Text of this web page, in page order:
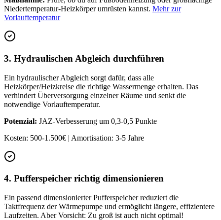
Niedertemperatur-Heizkörper umrüsten kannst. Mehr zur
Vorlauftemperatur
3. Hydraulischen Abgleich durchführen
Ein hydraulischer Abgleich sorgt dafür, dass alle
Heizkörper/Heizkreise die richtige Wassermenge erhalten. Das
verhindert Überversorgung einzelner Räume und senkt die
notwendige Vorlauftemperatur.
Potenzial: JAZ-Verbesserung um 0,3-0,5 Punkte
Kosten: 500-1.500€ | Amortisation: 3-5 Jahre
4. Pufferspeicher richtig dimensionieren
Ein passend dimensionierter Pufferspeicher reduziert die
Taktfrequenz der Wärmepumpe und ermöglicht längere, effizientere
Laufzeiten. Aber Vorsicht: Zu groß ist auch nicht optimal!